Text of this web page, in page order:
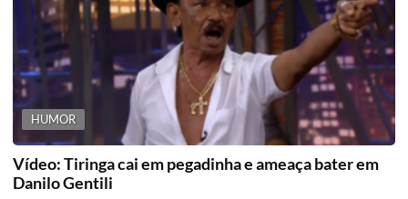
HUMOR
Vídeo: Tiringa cai em pegadinha e ameaça bater em
Danilo Gentili